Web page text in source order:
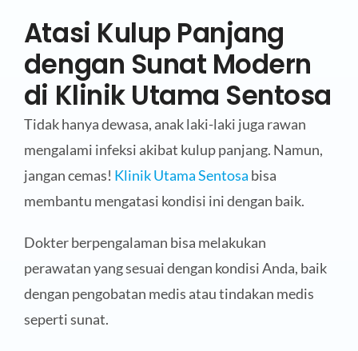
Atasi Kulup Panjang
dengan Sunat Modern
di Klinik Utama Sentosa
Tidak hanya dewasa, anak laki-laki juga rawan
mengalami infeksi akibat kulup panjang. Namun,
jangan cemas! Klinik Utama Sentosa bisa
membantu mengatasi kondisi ini dengan baik.
Dokter berpengalaman bisa melakukan
perawatan yang sesuai dengan kondisi Anda, baik
dengan pengobatan medis atau tindakan medis
seperti sunat.